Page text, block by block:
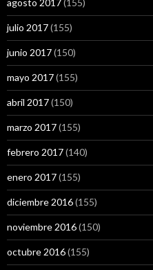
agosto 2017(155)
julio 2017(155)
junio 2017(150)
mayo 2017(155)
abril 2017(150)
marzo 2017(155)
febrero 2017(140)
enero 2017(155)
diciembre 2016(155)
noviembre 2016(150)
octubre 2016(155)